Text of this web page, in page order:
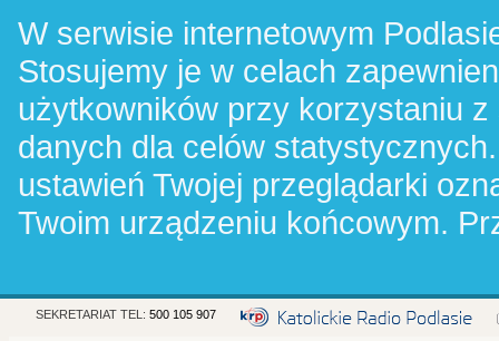
W serwisie internetowym
Stosujemy je w celach
użytkowników przy korzystaniu
danych dla celów
ustawień Twojej przeglądarki
Twoim urządzeniu końcowym.
SEKRETARIAT TEL: 500 105 907